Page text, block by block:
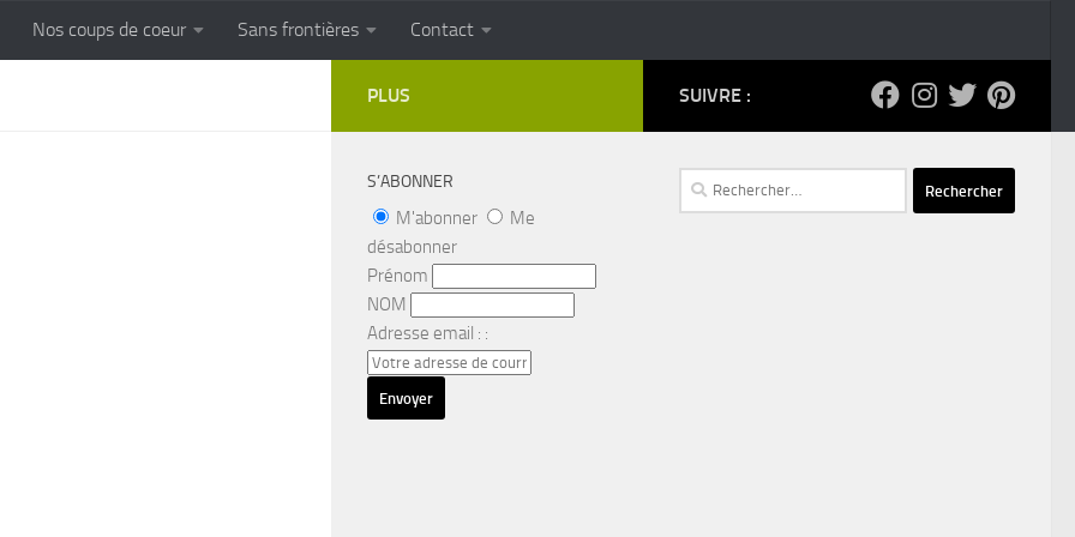
Cuisine populaire des terroirs
Nos coups de coeur Sans frontières Contact
SUIVRE :
Rechercher :
PLUS
S’ABONNER
M'abonner
Me
désabonner
Prénom
NOM
Adresse email : :